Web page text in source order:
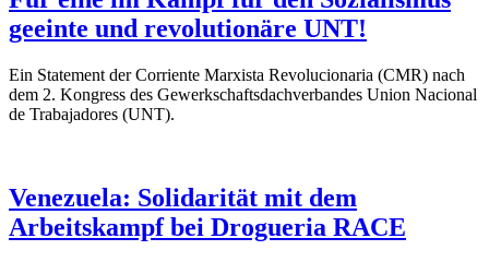
geeinte und revolutionäre UNT!
Ein Statement der Corriente Marxista Revolucionaria (CMR) nach
dem 2. Kongress des Gewerkschaftsdachverbandes Union Nacional
de Trabajadores (UNT).
Venezuela: Solidarität mit dem
Arbeitskampf bei Drogueria RACE